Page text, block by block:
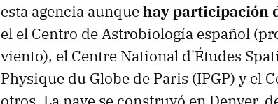
esta agencia aunquehay participación
el el Centro de Astrobiología español
viento), el Centre National d'Études
Physique du Globe de Paris (IPGP) y el